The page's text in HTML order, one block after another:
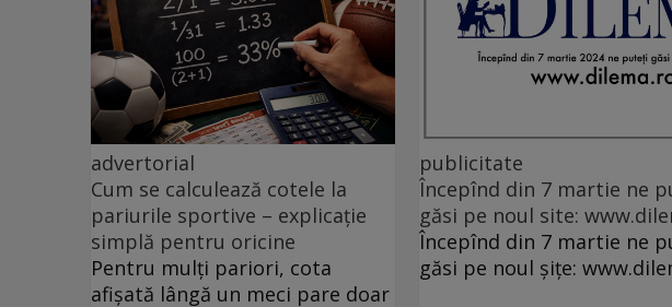
advertorial
Cum se calculează cotele la
pariurile sportive – explicație
simplă pentru oricine
Pentru mulți pariori, cota
afișată lângă un meci pare doar
publicitate
Începînd din 7 martie ne
găsi pe noul site:
Începînd din 7 martie ne
găsi pe noul șițe: